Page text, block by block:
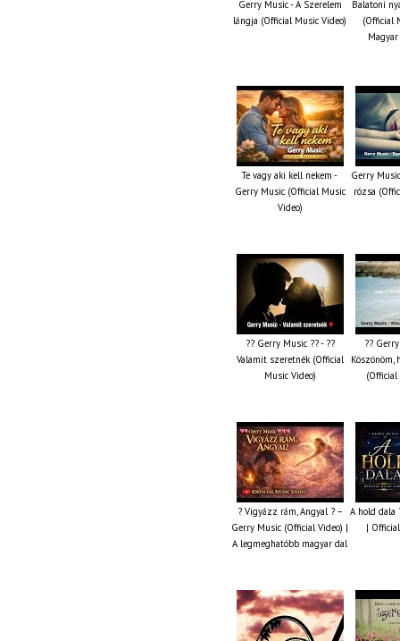
Gerry Music - A Szerelem
lángja (Official Music Video)
Balatoni
(Official
Te vagy aki kell nekem -
Gerry Music (Official Music
Video)
Gerry
rózsa
?? Gerry Music ?? - ??
Valamit szeretnék (Official
Music Video)
??
Köszönöm,
(Official
? Vigyázz rám, Angyal ? –
Gerry Music (Official Video) |
A legmeghatóbb magyar dal
A hold dala
|